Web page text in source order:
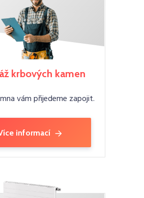
krbových kamen
vám přijedeme zapojit.
informací